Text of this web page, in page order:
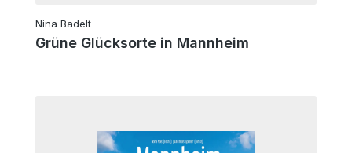
Nina Badelt
Grüne Glücksorte in Mannheim